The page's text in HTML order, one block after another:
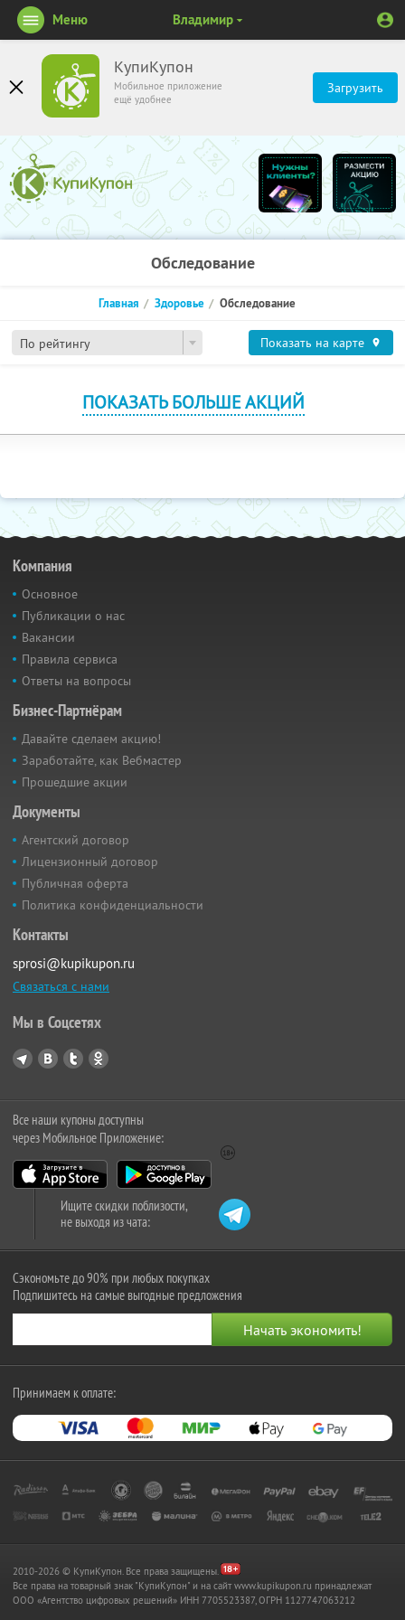
КупиКупон
Мобильное приложение
ещё удобнее
Загрузить
Меню Владимир
Обследование
По рейтингу
Главная Здоровье Обследование
Показать на карте
ПОКАЗАТЬ БОЛЬШЕ АКЦИЙ
Компания
Основное
Публикации о нас
Вакансии
Правила сервиса
Ответы на вопросы
Бизнес-Партнёрам
Давайте сделаем акцию!
Заработайте, как Вебмастер
Прошедшие акции
Документы
Агентский договор
Лицензионный договор
Публичная оферта
Политика конфиденциальности
Контакты
sprosi@kupikupon.ru
Связаться с нами
Мы в Соцсетях
Все наши купоны доступны
через Мобильное Приложение:
Ищите скидки поблизости,
не выходя из чата:
Сэкономьте до 90% при любых покупках
Подпишитесь на самые выгодные предложения
Принимаем к оплате:
2010-2026 © КупиКупон. Все права защищены.
Все права на товарный знак "КупиКупон" и на сайт www.kupikupon.ru принадлежат
OOO «Агентство цифровых решений» ИНН 7705523387, ОГРН 1127747063212